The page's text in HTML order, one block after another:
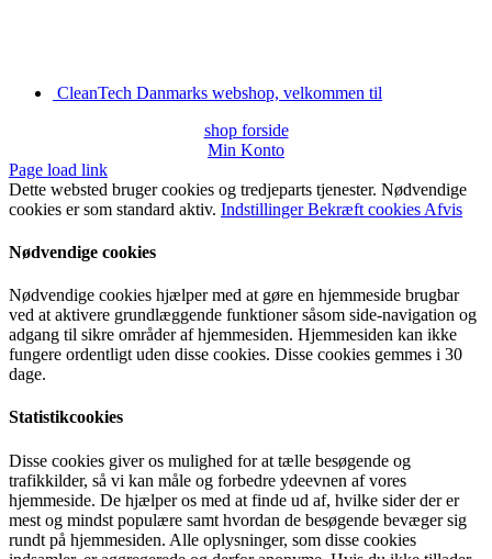
CleanTech Danmarks webshop, velkommen til
shop forside
Min Konto
Page load link
Dette websted bruger cookies og tredjeparts tjenester. Nødvendige
cookies er som standard aktiv. IndstillingerBekræft cookies Afvis
Nødvendige cookies
Nødvendige cookies hjælper med at gøre en hjemmeside brugbar
ved at aktivere grundlæggende funktioner såsom side-navigation og
adgang til sikre områder af hjemmesiden. Hjemmesiden kan ikke
fungere ordentligt uden disse cookies. Disse cookies gemmes i 30
dage.
Statistikcookies
Disse cookies giver os mulighed for at tælle besøgende og
trafikkilder, så vi kan måle og forbedre ydeevnen af vores
hjemmeside. De hjælper os med at finde ud af, hvilke sider der er
mest og mindst populære samt hvordan de besøgende bevæger sig
rundt på hjemmesiden. Alle oplysninger, som disse cookies